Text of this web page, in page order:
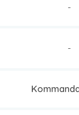
-
-